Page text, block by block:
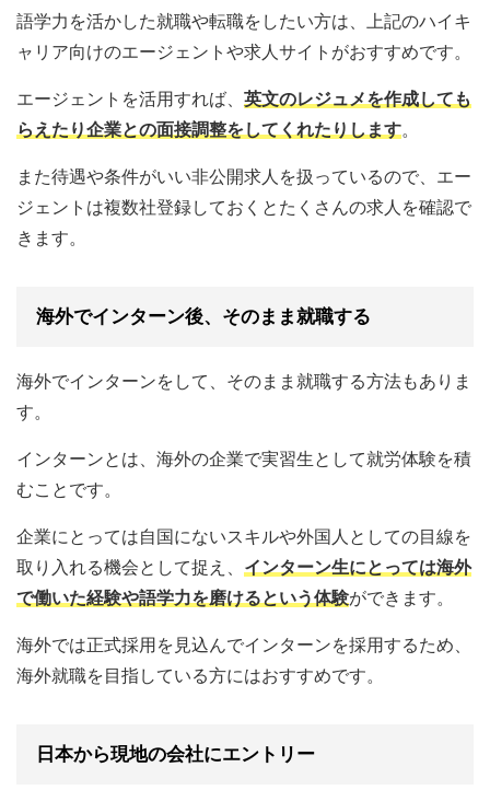
語学力を活かした就職や転職をしたい方は、上記のハイキ
ャリア向けのエージェントや求人サイトがおすすめです。
エージェントを活用すれば、 英文のレジュメを作成しても
らえたり企業との面接調整をしてくれたりします。
また待遇や条件がいい非公開求人を扱っているので、エー
ジェントは複数社登録しておくとたくさんの求人を確認で
きます。
海外でインターン後、そのまま就職する
海外でインターンをして、そのまま就職する方法もありま
す。
インターンとは、海外の企業で実習生として就労体験を積
むことです。
企業にとっては自国にないスキルや外国人としての目線を
取り入れる機会として捉え、 インターン生にとっては海外
で働いた経験や語学力を磨けるという体験ができます。
海外では正式採用を見込んでインターンを採用するため、
海外就職を目指している方にはおすすめです。
日本から現地の会社にエントリー